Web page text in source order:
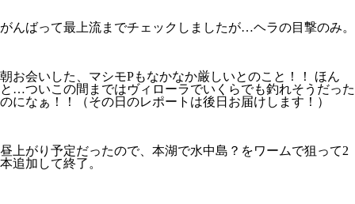
がんばって最上流までチェックしましたが…ヘラの目撃のみ。
朝お会いした、マシモPもなかなか厳しいとのこと！！ ほん
と…ついこの間まではヴィローラでいくらでも釣れそうだった
のになぁ！！（その日のレポートは後日お届けします！）
昼上がり予定だったので、本湖で水中島？をワームで狙って2
本追加して終了。